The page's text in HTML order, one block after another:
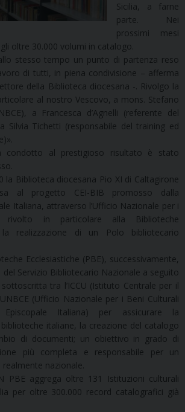
Sicilia, a farne
parte. Nei
prossimi mesi
oltre 30.000 volumi in catalogo.
stesso tempo un punto di partenza reso
di tutti, in piena condivisione – afferma
della Biblioteca diocesana -. Rivolgo la
al nostro Vescovo, a mons. Stefano
a Francesca d’Agnelli (referente del
Silvia Tichetti (responsabile del training ed
condotto al prestigioso risultato è stato
la Biblioteca diocesana Pio XI di Caltagirone
al progetto CEI-BIB promosso dalla
Italiana, attraverso l’Ufficio Nazionale per i
rivolto in particolare alla Biblioteche
la realizzazione di un Polo bibliotecario
Ecclesiastiche (PBE), successivamente,
Servizio Bibliotecario Nazionale a seguito
tra l’ICCU (Istituto Centrale per il
(Ufficio Nazionale per i Beni Culturali
Episcopale Italiana) per assicurare la
italiane, la creazione del catalogo
di documenti; un obiettivo in grado di
più completa e responsabile per un
nazionale.
PBE aggrega oltre 131 Istituzioni culturali
per oltre 300.000 record catalografici già